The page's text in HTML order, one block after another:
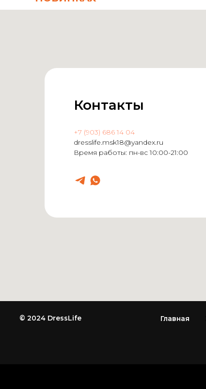
Контакты
+7 (903) 686 14 04
dresslife.msk18@yandex.ru
Время работы: пн-вс 10:00-21:00
© 2024 DressLife Главная